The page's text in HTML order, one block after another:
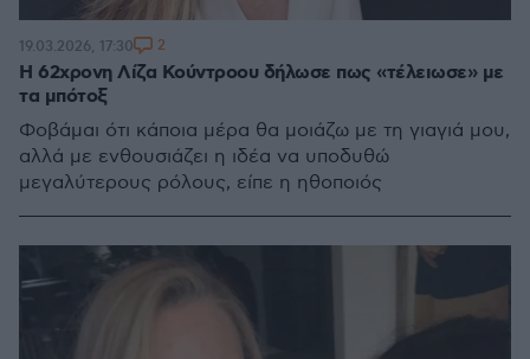
Η 62χρονη Λίζα Κούντροου δήλωσε πως «τέλειωσε» με
τα μπότοξ
Φοβάμαι ότι κάποια μέρα θα μοιάζω με τη γιαγιά μου,
αλλά με ενθουσιάζει η ιδέα να υποδυθώ
μεγαλύτερους ρόλους, είπε η ηθοποιός
19.03.2026, 17:30 2